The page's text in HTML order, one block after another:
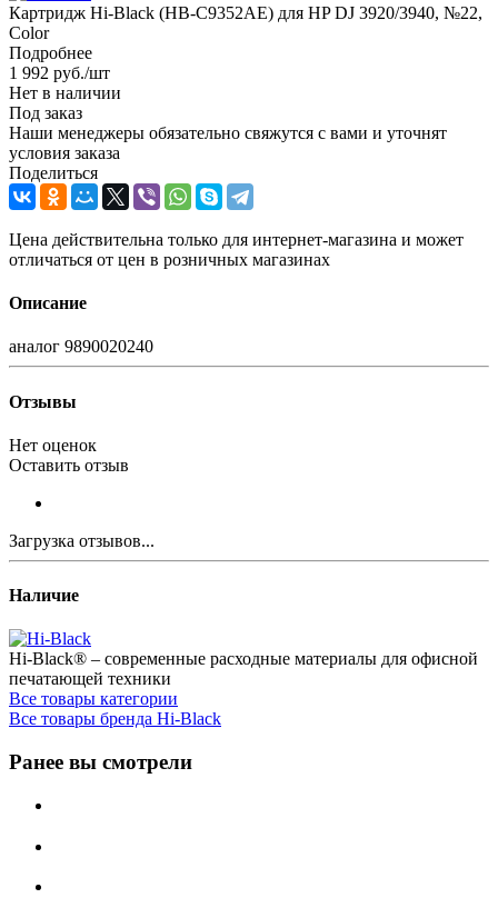
Картридж Hi-Black (HB-C9352AE) для HP DJ 3920/3940, №22,
Color
Подробнее
1 992 руб./шт
Нет в наличии
Под заказ
Наши менеджеры обязательно свяжутся с вами и уточнят
условия заказа
Поделиться
Цена действительна только для интернет-магазина и может
отличаться от цен в розничных магазинах
Описание
аналог 9890020240
Отзывы
Нет оценок
Оставить отзыв
Загрузка отзывов...
Наличие
Hi-Black® – современные расходные материалы для офисной
печатающей техники
Все товары категории
Все товары бренда Hi-Black
Ранее вы смотрели